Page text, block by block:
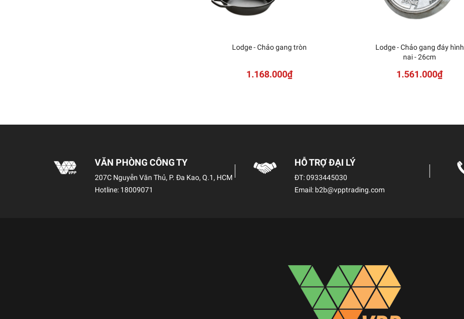
Lodge - Chảo gang tròn
1.168.000₫
Lodge - Chảo gang đáy hình
nai - 26cm
1.561.000₫
VĂN PHÒNG CÔNG TY
207C Nguyễn Văn Thủ, P. Đa Kao, Q.1, HCM
Hotline: 18009071
HỖ TRỢ ĐẠI LÝ
ĐT:0933445030
Email: b2b@vpptrading.com